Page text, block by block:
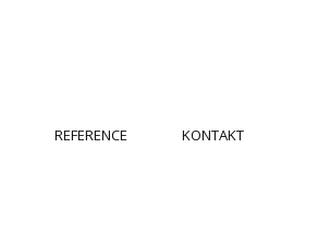
REFERENCE KONTAKT